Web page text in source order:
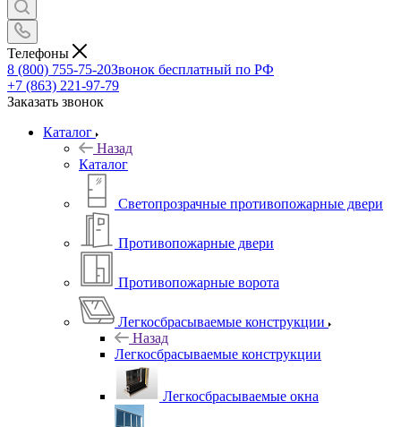
Телефоны
8 (800) 755-75-20Звонок бесплатный по РФ
+7 (863) 221-97-79
Заказать звонок
Каталог
Назад
Каталог
Светопрозрачные противопожарные двери
Противопожарные двери
Противопожарные ворота
Легкосбрасываемые конструкции
Назад
Легкосбрасываемые конструкции
Легкосбрасываемые окна